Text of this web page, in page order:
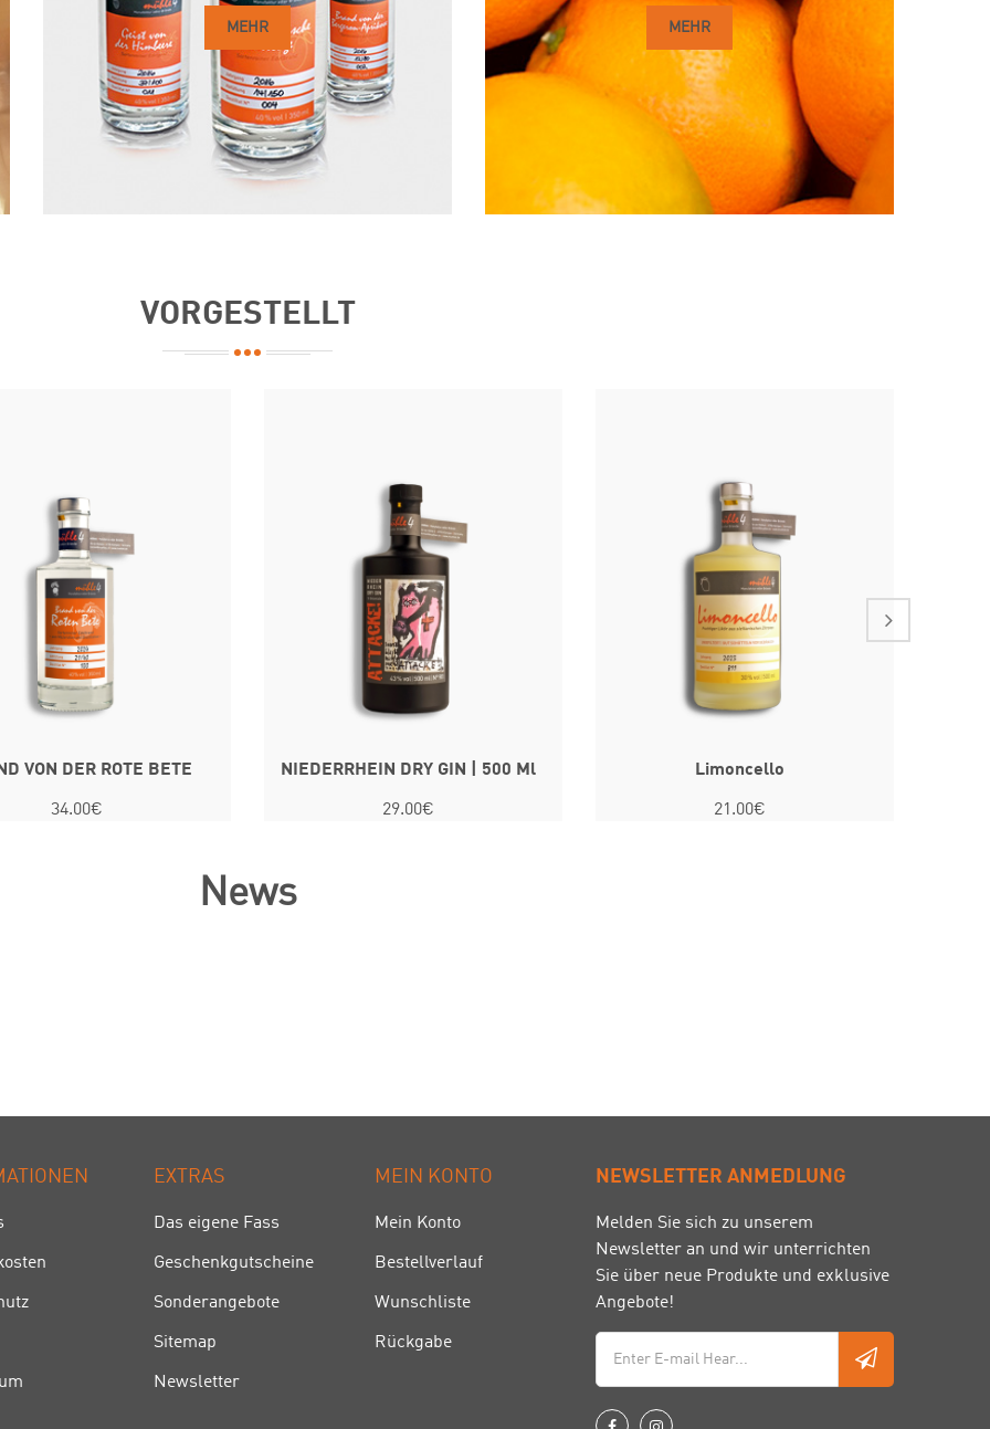
MEHR MEHR
VORGESTELLT
VON DER ROTE BETE
34.00€
NIEDERRHEIN DRY GIN | 500 Ml
29.00€
Limoncello
21.00€
News
EXTRAS
Das eigene Fass
Geschenkgutscheine
Sonderangebote
Sitemap
Newsletter
MEIN KONTO
Mein Konto
Bestellverlauf
Wunschliste
Rückgabe
NEWSLETTER ANMEDLUNG
Melden Sie sich zu unserem
Newsletter an und wir unterrichten
Sie über neue Produkte und exklusive
Angebote!